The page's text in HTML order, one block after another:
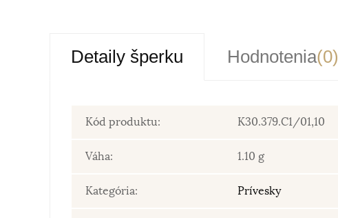
Detaily šperku Hodnotenia(0)
Kód produktu: K30.379.C1/01,10
Váha: 1.10 g
Kategória: Prívesky